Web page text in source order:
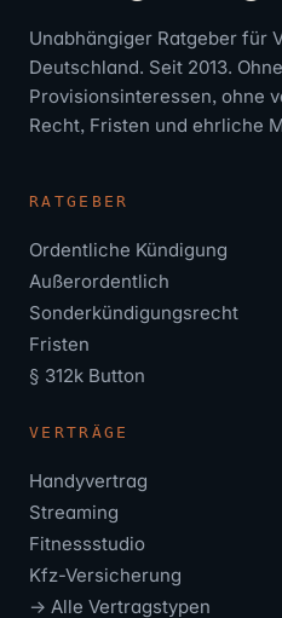
Unabhängiger Ratgeber für
Deutschland. Seit 2013.
Provisionsinteressen, ohne
Recht, Fristen und ehrliche
RATGEBER
Ordentliche Kündigung
Außerordentlich
Sonderkündigungsrecht
Fristen
§ 312k Button
VERTRÄGE
Handyvertrag
Streaming
Fitnessstudio
Kfz-Versicherung
→ Alle Vertragstypen